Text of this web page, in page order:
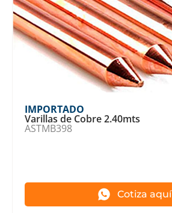
IMPORTADO
Varillas de Cobre 2.40mts
ASTMB398
Cotiza aquí